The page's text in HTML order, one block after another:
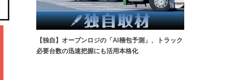
【独自】オープンロジの「AI梱包予測」、トラック
必要台数の迅速把握にも活用本格化